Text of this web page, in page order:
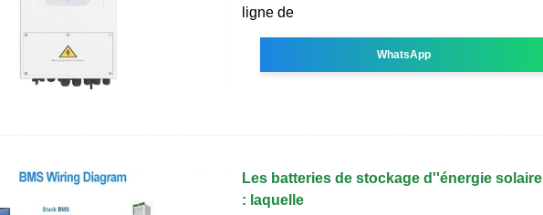
ligne de
WhatsApp
Les batteries de stockage d''énergie solaire
: laquelle